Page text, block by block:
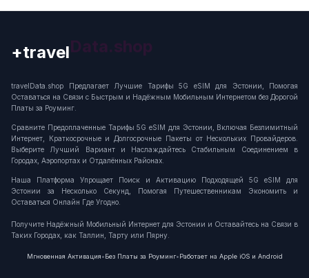
+travelConnection
travelData.shop Предлагает Лучшие Тарифы 5G eSIM для Эстонии, Помогая
Оставаться на Связи с Быстрым и Надёжным Мобильным Интернетом без Дорогой
Платы за Роуминг.
Сравните Предоплаченные Тарифы 5G eSIM для Эстонии, Включая Безлимитный
Интернет, Краткосрочные и Долгосрочные Пакеты от Нескольких Провайдеров.
Выберите Лучший Вариант и Наслаждайтесь Стабильным Соединением в
Городах, Аэропортах и Отдалённых Районах.
Наша Платформа Упрощает Поиск и Активацию Подходящей 5G eSIM для
Эстонии за Несколько Секунд, Помогая Путешественникам Экономить и
Оставаться Онлайн Где Угодно.
Получите Надёжный Мобильный Интернет для Эстонии и Оставайтесь на Связи в
Таких Городах, как Таллин, Тарту или Пярну.
Мгновенная Активация•Без Платы за Роуминг•Работает на Apple iOS и Android